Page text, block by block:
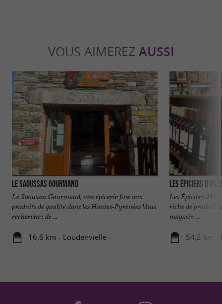
VOUS AIMEREZ AUSSI
Le Saoussas Gourmand
Le Saoussas Gourmand, une épicerie fine aux
produits de qualité dans les Hautes-Pyrénées Vous
recherchez de ...
16,6 km - Loudenvielle
Les Épiciers
Les Épiciers
riche de produits
magasin ...
54,2 km -